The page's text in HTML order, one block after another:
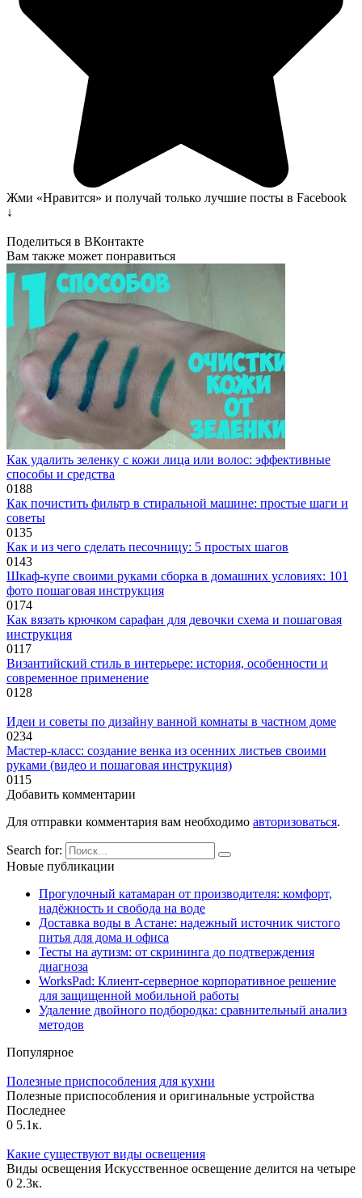
Жми «Нравится» и получай только лучшие посты в Facebook
↓
Поделиться в ВКонтакте
Вам также может понравиться
Как удалить зеленку с кожи лица или волос: эффективные
способы и средства
0188
Как почистить фильтр в стиральной машине: простые шаги и
советы
0135
Как и из чего сделать песочницу: 5 простых шагов
0143
Шкаф-купе своими руками сборка в домашних условиях: 101
фото пошаговая инструкция
0174
Как вязать крючком сарафан для девочки схема и пошаговая
инструкция
0117
Византийский стиль в интерьере: история, особенности и
современное применение
0128
Идеи и советы по дизайну ванной комнаты в частном доме
0234
Мастер-класс: создание венка из осенних листьев своими
руками (видео и пошаговая инструкция)
0115
Добавить комментарии
Для отправки комментария вам необходимо авторизоваться.
Search for:
Новые публикации
Прогулочный катамаран от производителя: комфорт,
надёжность и свобода на воде
Доставка воды в Астане: надежный источник чистого
питья для дома и офиса
Тесты на аутизм: от скрининга до подтверждения
диагноза
WorksPad: Клиент-серверное корпоративное решение
для защищенной мобильной работы
Удаление двойного подбородка: сравнительный анализ
методов
Популярное
Полезные приспособления для кухни
Полезные приспособления и оригинальные устройства
Последнее
0 5.1к.
Какие существуют виды освещения
Виды освещения Искусственное освещение делится на четыре
0 2.3к.